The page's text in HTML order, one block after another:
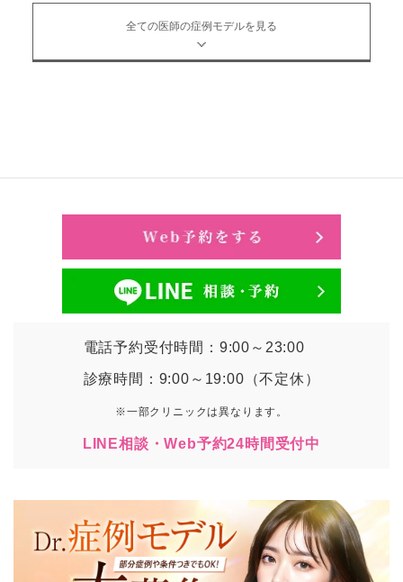
全ての医師の症例モデルを見る
電話予約受付時間：9:00～23:00
診療時間：9:00～19:00（不定休）
※一部クリニックは異なります。
LINE相談・Web予約24時間受付中